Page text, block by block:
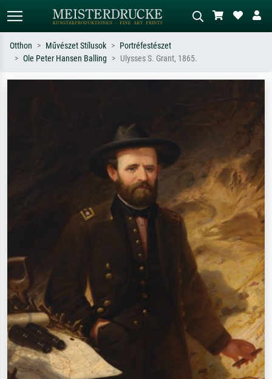
piros absztrakt, sötét olajkép, álló akt
Otthon Művészet Stílusok
Portréfestészet
Ole Peter Hansen Balling
Ulysses S. Grant, 1865.